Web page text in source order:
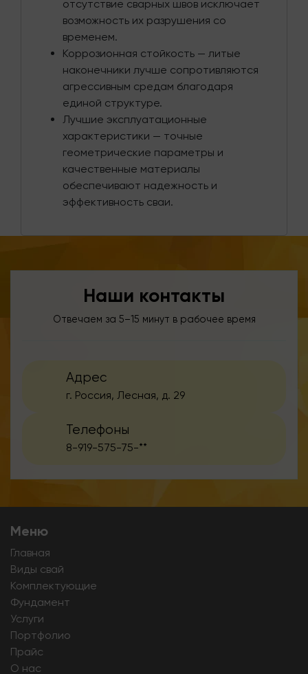
отсутствие сварных швов исключает
возможность их разрушения со
временем.
Коррозионная стойкость — литые
наконечники лучше сопротивляются
агрессивным средам благодаря
единой структуре.
Лучшие эксплуатационные
характеристики — точные
геометрические параметры и
качественные материалы
обеспечивают надежность и
эффективность сваи.
Наши контакты
Отвечаем за 5–15 минут в рабочее время
Адрес
г. Россия, Лесная, д. 29
Телефоны
8-919-575-75-**
Меню
Главная
Виды свай
Комплектующие
Фундамент
Услуги
Портфолио
Прайс
О нас